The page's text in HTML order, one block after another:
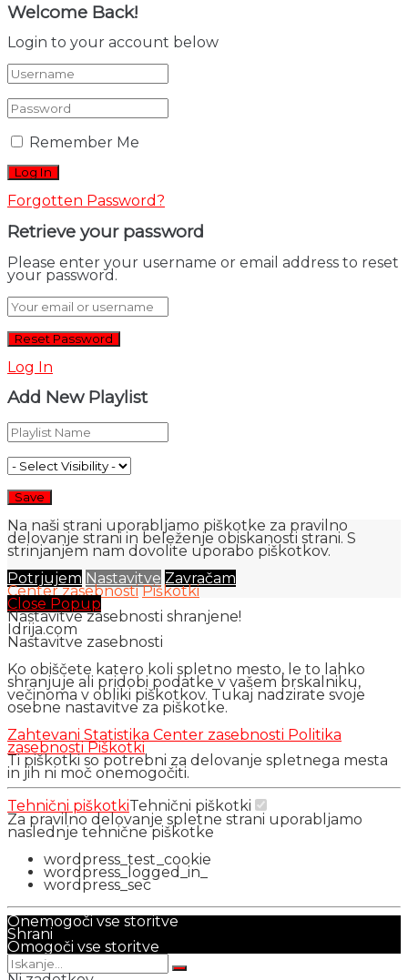
Welcome Back!
Login to your account below
Remember Me
Forgotten Password?
Retrieve your password
Please enter your username or email address to reset
your password.
Log In
Add New Playlist
Na naši strani uporabljamo piškotke za pravilno
delovanje strani in beleženje obiskanosti strani. S
strinjanjem nam dovolite uporabo piškotkov.
Potrjujem Nastavitve Zavračam
Center zasebnosti Piškotki
Close Popup
Nastavitve zasebnosti shranjene!
Idrija.com
Nastavitve zasebnosti
Ko obiščete katero koli spletno mesto, le to lahko
shranjuje ali pridobi podatke v vašem brskalniku,
večinoma v obliki piškotkov. Tukaj nadzirate svoje
osebne nastavitve za piškotke.
Zahtevani Statistika Center zasebnosti Politika
zasebnostiPiškotki
Ti piškotki so potrebni za delovanje spletnega mesta
in jih ni moč onemogočiti.
Tehnični piškotkiTehnični piškotki
Za pravilno delovanje spletne strani uporabljamo
naslednje tehnične piškotke
wordpress_test_cookie
wordpress_logged_in_
wordpress_sec
Onemogoči vse storitve
Shrani
Omogoči vse storitve